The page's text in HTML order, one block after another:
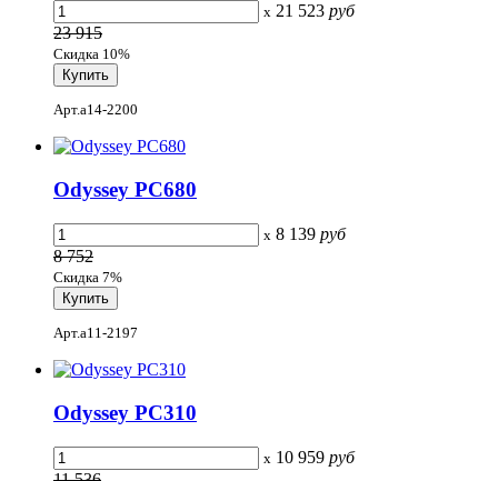
x 21 523 руб
23 915
Скидка 10%
Арт.a14-2200
Odyssey PC680
x 8 139 руб
8 752
Скидка 7%
Арт.a11-2197
Odyssey PC310
x 10 959 руб